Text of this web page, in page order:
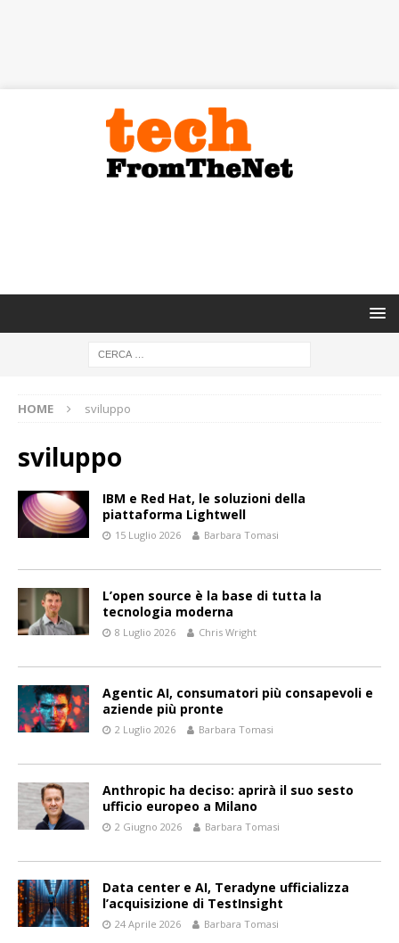
HOME sviluppo
sviluppo
IBM e Red Hat, le soluzioni della
piattaforma Lightwell
15 Luglio 2026 Barbara Tomasi
L’open source è la base di tutta la
tecnologia moderna
8 Luglio 2026 Chris Wright
Agentic AI, consumatori più consapevoli e
aziende più pronte
2 Luglio 2026 Barbara Tomasi
Anthropic ha deciso: aprirà il suo sesto
ufficio europeo a Milano
2 Giugno 2026 Barbara Tomasi
Data center e AI, Teradyne ufficializza
l’acquisizione di TestInsight
24 Aprile 2026 Barbara Tomasi